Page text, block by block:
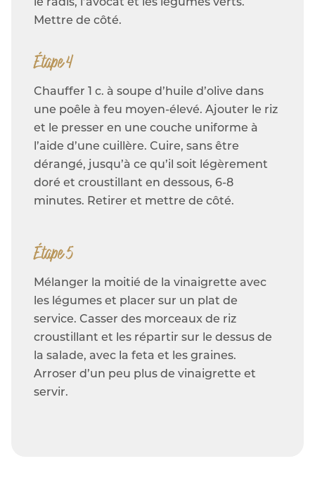
le radis, l’avocat et les légumes verts.
Mettre de côté.
Étape 4
Chauffer 1 c. à soupe d’huile d’olive dans
une poêle à feu moyen-élevé. Ajouter le riz
et le presser en une couche uniforme à
l’aide d’une cuillère. Cuire, sans être
dérangé, jusqu’à ce qu’il soit légèrement
doré et croustillant en dessous, 6-8
minutes. Retirer et mettre de côté.
Étape 5
Mélanger la moitié de la vinaigrette avec
les légumes et placer sur un plat de
service. Casser des morceaux de riz
croustillant et les répartir sur le dessus de
la salade, avec la feta et les graines.
Arroser d’un peu plus de vinaigrette et
servir.